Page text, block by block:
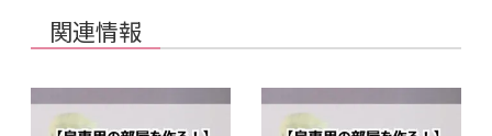
関連情報